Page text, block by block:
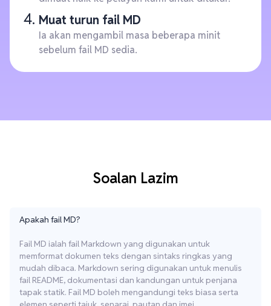
Muat turun fail MD
Ia akan mengambil masa beberapa minit
sebelum fail MD sedia.
Soalan Lazim
Apakah fail MD?
Fail MD ialah fail Markdown yang digunakan untuk
memformat dokumen teks dengan sintaks ringkas yang
mudah dibaca. Markdown sering digunakan untuk menulis
fail README, dokumentasi dan kandungan untuk penjana
tapak statik. Fail MD boleh mengandungi teks biasa serta